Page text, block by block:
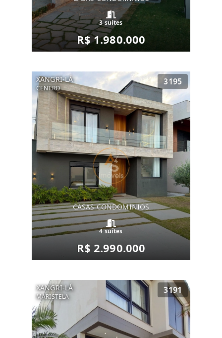
3 suítes
R$ 1.980.000
XANGRI-LÁ
CENTRO
3195
CASAS CONDOMINIOS
4 suítes
R$ 2.990.000
XANGRI-LÁ
MARISTELA
3191